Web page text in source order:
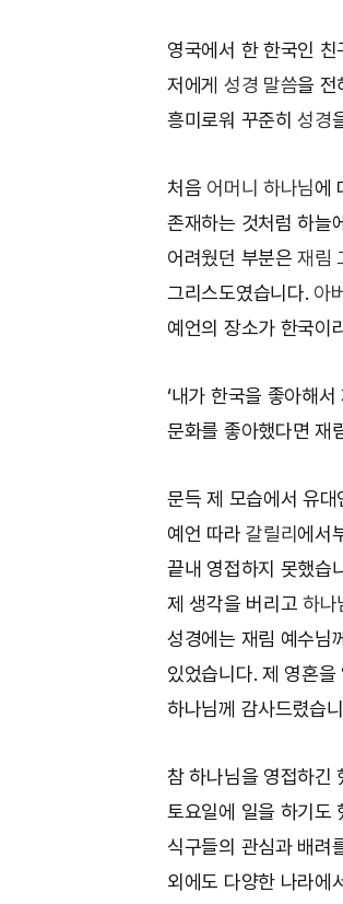
영국에서 한 한국인 친
저에게 성경 말씀을 전
흥미로워 꾸준히성경
처음 어머니 하나님에
존재하는 것처럼 하늘
어려웠던 부분은재림
그리스도였습니다. 아
예언의 장소가 한국이
‘내가 한국을 좋아해
문화를 좋아했다면 재
문득 제 모습에서 유
예언 따라갈릴리 에서
끝내 영접하지 못했습
제 생각을 버리고 하나
성경에는 재림 예수님
있었습니다. 제 영혼
하나님께 감사드렸습
참 하나님을 영접하긴
토요일에 일을 하기도
식구들의 관심과 배려
외에도 다양한 나라에